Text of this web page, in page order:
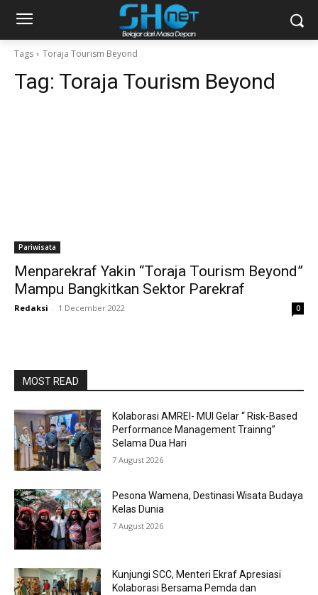
Tags Toraja Tourism Beyond
Tag: Toraja Tourism Beyond
Pariwisata
Menparekraf Yakin “Toraja Tourism Beyond”
Mampu Bangkitkan Sektor Parekraf
Redaksi - 1 December 2022 0
MOST READ
Kolaborasi AMREI- MUI Gelar “ Risk-Based
Performance Management Trainng”
Selama Dua Hari
7 August 2026
Pesona Wamena, Destinasi Wisata Budaya
Kelas Dunia
7 August 2026
Kunjungi SCC, Menteri Ekraf Apresiasi
Kolaborasi Bersama Pemda dan